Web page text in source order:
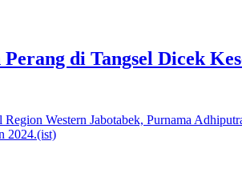
di Tangsel Dicek